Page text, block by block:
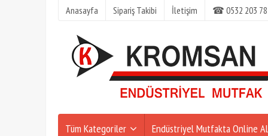
Anasayfa Sipariş Takibi İletişim ☎ 0532 203
Tüm Kategoriler Endüstriyel Mutfakta Online